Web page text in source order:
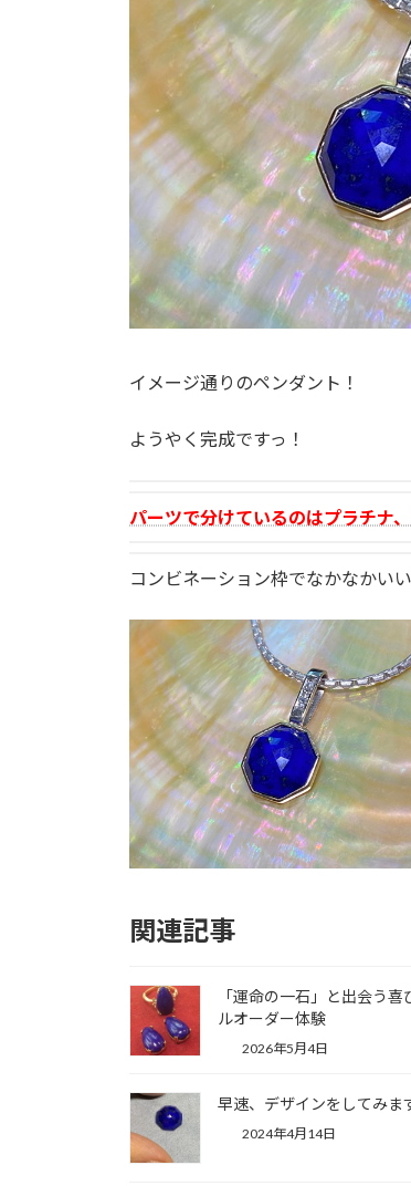
イメージ通りのペンダント！
ようやく完成ですっ！
パーツで分けているのはプラチナ
コンビネーション枠でなかなかいい
関連記事
「運命の一石」と出会う
ルオーダー体験
2026年5月4日
早速、デザインをしてみま
2024年4月14日